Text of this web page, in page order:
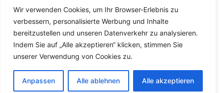
Wir verwenden Cookies, um Ihr Browser-Erlebnis zu
verbessern, personalisierte Werbung und Inhalte
bereitzustellen und unseren Datenverkehr zu analysieren.
Indem Sie auf „Alle akzeptieren“ klicken, stimmen Sie
unserer Verwendung von Cookies zu.
Anpassen Alle ablehnen Alle akzeptieren